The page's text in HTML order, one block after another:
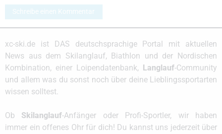
Schreibe einen Kommentar
xc-ski.de ist DAS deutschsprachige Portal mit aktuellen
News aus dem Skilanglauf, Biathlon und der Nordischen
Kombination, einer Loipendatenbank,
Langlauf-Community
und allem was du sonst noch über deine Lieblingssportarten
wissen solltest.
Ob Skilanglauf-Anfänger oder Profi-Sportler, wir haben
immer ein offenes Ohr für dich! Du kannst uns jederzeit über